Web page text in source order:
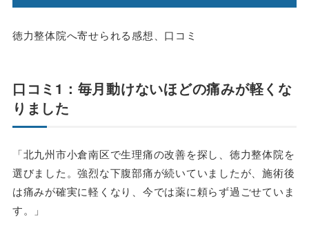
徳力整体院へ寄せられる感想、口コミ
口コミ1：毎月動けないほどの痛みが軽くな
りました
「北九州市小倉南区で生理痛の改善を探し、徳力整体院を
選びました。強烈な下腹部痛が続いていましたが、施術後
は痛みが確実に軽くなり、今では薬に頼らず過ごせていま
す。」